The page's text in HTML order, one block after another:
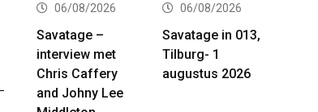
06/08/2026
Savatage –
interview met
Chris Caffery
and Johny Lee
06/08/2026
Savatage in 013,
Tilburg- 1
augustus 2026